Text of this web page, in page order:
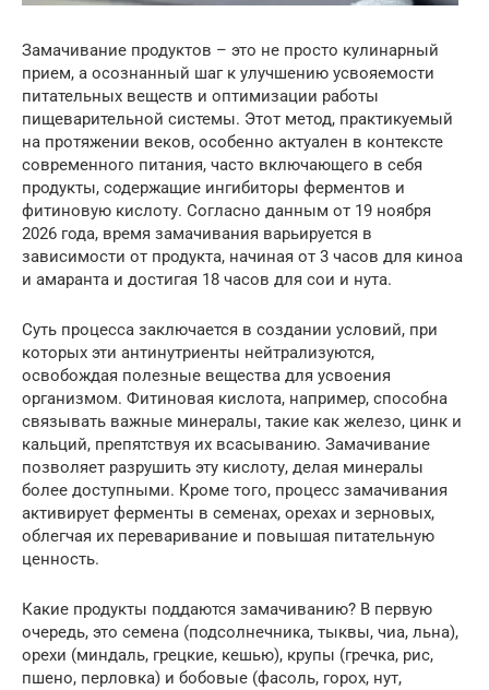
Замачивание продуктов – это не просто кулинарный
прием, а осознанный шаг к улучшению усвояемости
питательных веществ и оптимизации работы
пищеварительной системы. Этот метод, практикуемый
на протяжении веков, особенно актуален в контексте
современного питания, часто включающего в себя
продукты, содержащие ингибиторы ферментов и
фитиновую кислоту. Согласно данным от 19 ноября
2026 года, время замачивания варьируется в
зависимости от продукта, начиная от 3 часов для киноа
и амаранта и достигая 18 часов для сои и нута.
Суть процесса заключается в создании условий, при
которых эти антинутриенты нейтрализуются,
освобождая полезные вещества для усвоения
организмом. Фитиновая кислота, например, способна
связывать важные минералы, такие как железо, цинк и
кальций, препятствуя их всасыванию. Замачивание
позволяет разрушить эту кислоту, делая минералы
более доступными. Кроме того, процесс замачивания
активирует ферменты в семенах, орехах и зерновых,
облегчая их переваривание и повышая питательную
ценность.
Какие продукты поддаются замачиванию? В первую
очередь, это семена (подсолнечника, тыквы, чиа, льна),
орехи (миндаль, грецкие, кешью), крупы (гречка, рис,
пшено, перловка) и бобовые (фасоль, горох, нут,